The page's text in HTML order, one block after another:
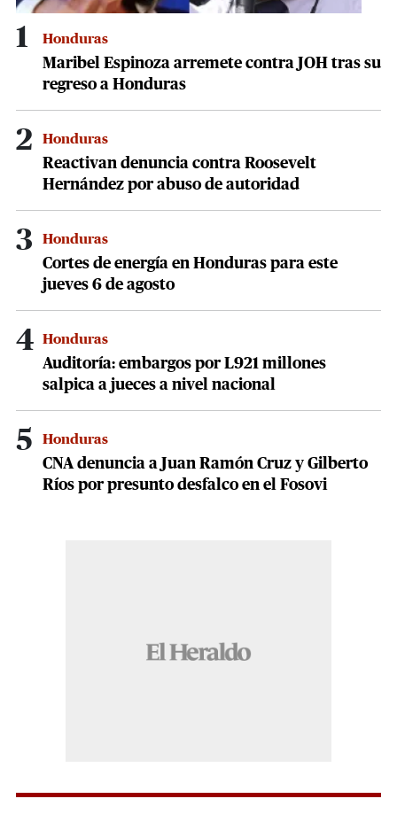
1 Honduras
Maribel Espinoza arremete contra JOH tras su
regreso a Honduras
2 Honduras
Reactivan denuncia contra Roosevelt
Hernández por abuso de autoridad
3 Honduras
Cortes de energía en Honduras para este
jueves 6 de agosto
4 Honduras
Auditoría: embargos por L921 millones
salpica a jueces a nivel nacional
5 Honduras
CNA denuncia a Juan Ramón Cruz y Gilberto
Ríos por presunto desfalco en el Fosovi